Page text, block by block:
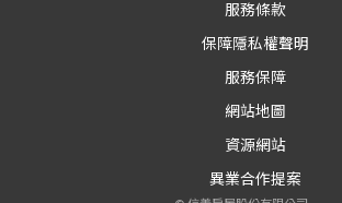
服務條款
保障隱私權聲明
服務保障
網站地圖
資源網站
異業合作提案